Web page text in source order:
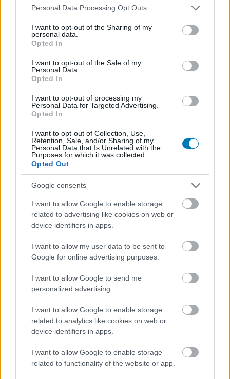
Please note that this website/app uses one or more Google
not limited to your visit or usage behaviour. You may click to
grant or deny consent to Google and its third-party tags to
use your data for below specified purposes in below Google
consent section.
Personal Data Processing Opt Outs
I want to opt-out of the Sharing of my
personal data.
Opted In
I want to opt-out of the Sale of my
Personal Data.
Opted In
I want to opt-out of processing my
Personal Data for Targeted Advertising.
Opted In
I want to opt-out of Collection, Use,
Retention, Sale, and/or Sharing of my
Personal Data that Is Unrelated with the
Purposes for which it was collected.
Opted Out
Google consents
I want to allow Google to enable storage
related to advertising like cookies on web or
device identifiers in apps.
I want to allow my user data to be sent to
Google for online advertising purposes.
I want to allow Google to send me
personalized advertising.
I want to allow Google to enable storage
related to analytics like cookies on web or
device identifiers in apps.
I want to allow Google to enable storage
related to functionality of the website or app.
Valorant Mobile körül?
Hunter_GS |2025 július 28. 15:05
A taktikai lövölde mobilos változata szépen
lassan elkúszik a startvonalig, de a helyzet egy
kicsit bonyolultabb annál, mint ahogy azt sokan
körbeírják.
Unmute Loaded:
21.86%
Az már évek óta egyértelmű, hogy a Valorantból készül
egy mobilos változat , így ez önmagában nem titok senki
számára. Ami igen, az a megjelenés időpontja és
menete. A téma mostanában nagyon felpörgött a
fórumokon és közösségi oldalakon, mivel a Valorant
Mobile kínai verziója kapott egy angol klienst, és ezt
többen is letesztelhették az elmúlt hetekben. Sokan azt
megerősíti, de ez nem ilyen egyszerű.
posztolt Twitterre, hogy elhessegesse a pletykákat.
Elmondása szerint szó sincs itt "globális verzióról":
egyszerűen csak beépítettek angol nyelvű támogatást a
kínai kliensbe.